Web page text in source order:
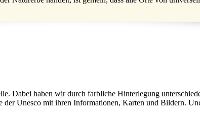
Dabei haben wir durch farbliche Hinterlegung
der Unesco mit ihren Informationen, Karten und Bildern.